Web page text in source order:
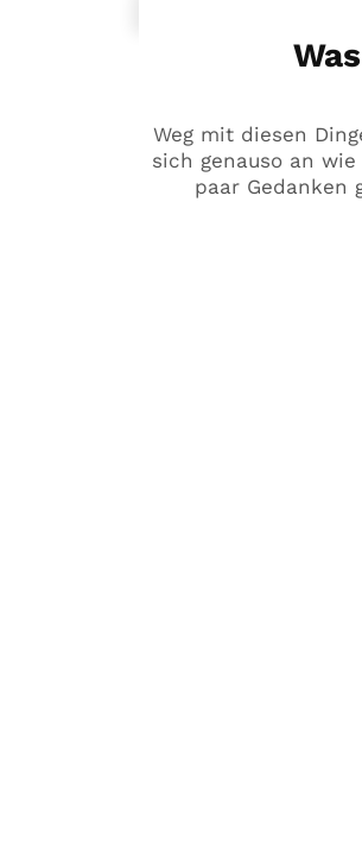
Weg mit diesen
sich genauso an
paar Gedanken